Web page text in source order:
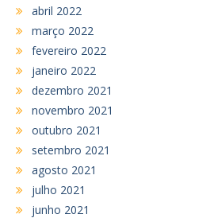
abril 2022
março 2022
fevereiro 2022
janeiro 2022
dezembro 2021
novembro 2021
outubro 2021
setembro 2021
agosto 2021
julho 2021
junho 2021